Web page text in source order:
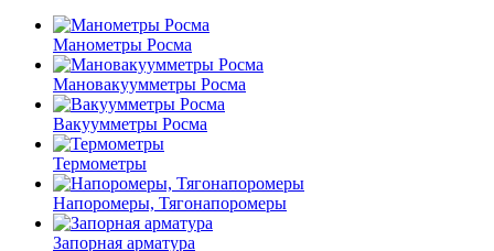
Манометры Росма
Мановакуумметры Росма
Вакуумметры Росма
Термометры
Напоромеры, Тягонапоромеры
Запорная арматура